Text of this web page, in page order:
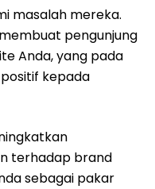
masalah mereka.
pengunjung
Anda, yang pada
kepada
terhadap brand
sebagai pakar